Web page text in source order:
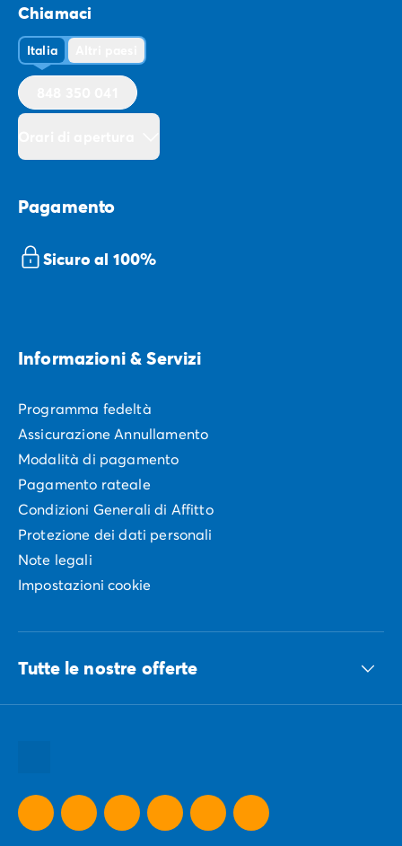
Chiamaci
Italia
Pagamento
Sicuro al 100%
Informazioni & Servizi
Programma fedeltà
Assicurazione Annullamento
Modalità di pagamento
Pagamento rateale
Condizioni Generali di Affitto
Protezione dei dati personali
Note legali
Impostazioni cookie
Tutte le nostre offerte